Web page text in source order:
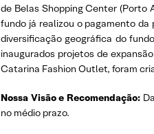
de Belas Shopping Center (Porto
fundo já realizou o pagamento
diversificação geográfica do
inaugurados projetos de
Catarina Fashion Outlet, foram
Nossa Visão e Recomendação:
no médio prazo.